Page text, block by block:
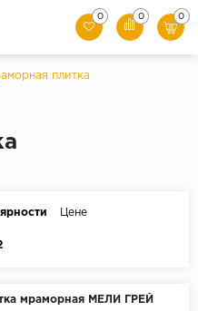
0 0 0
плитка
Цене
мраморная МЕЛИ ГРЕЙ